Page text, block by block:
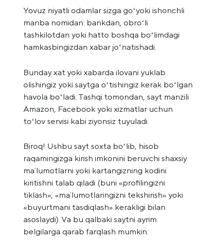
Yovuz niyatli odamlar sizga goʻyoki ishonchli
manba nomidan: bankdan, obroʻli
tashkilotdan yoki hatto boshqa boʻlimdagi
hamkasbingizdan xabar joʻnatishadi.
Bunday xat yoki xabarda ilovani yuklab
olishingiz yoki saytga oʻtishingiz kerak boʻlgan
havola boʻladi. Tashqi tomondan, sayt manzili
Amazon, Facebook yoki xizmatlar uchun
toʻlov servisi kabi ziyonsiz tuyuladi.
Biroq! Ushbu sayt soxta boʻlib, hisob
raqamingizga kirish imkonini beruvchi shaxsiy
maʼlumotlarni yoki kartangizning kodini
kiritishni talab qiladi (buni «profilingizni
tiklash», «maʼlumotlaringizni tekshirish» yoki
«buyurtmani tasdiqlash» kerakligi bilan
asoslaydi). Va bu qalbaki saytni ayrim
belgilarga qarab farqlash mumkin: